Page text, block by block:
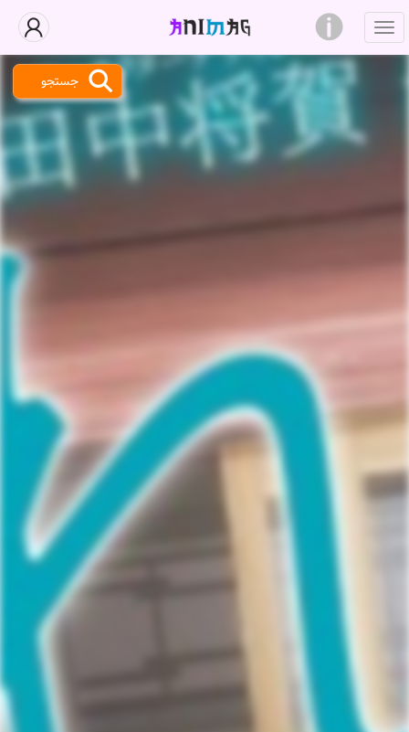
جستجو